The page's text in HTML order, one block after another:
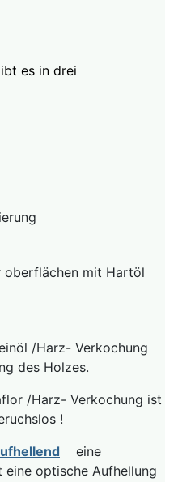
es in drei
/Harz- Verkochung
des Holzes.
Harz- Verkochung ist
!
eine
optische Aufhellung